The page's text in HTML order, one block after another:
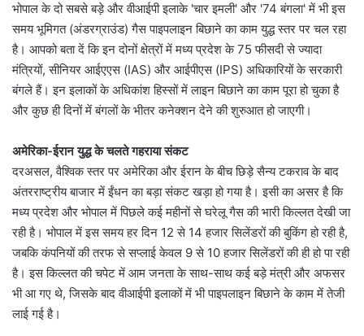
भोपाल के दो सबसे बड़े और वीआईपी इलाके 'चार इमली' और '74 बंगला' में भी इस
समय भूमिगत (अंडरग्राउंड) गैस पाइपलाइन बिछाने का काम युद्ध स्तर पर चल रहा
है। आपको बता दें कि इन दोनों क्षेत्रों में मध्य प्रदेश के 75 फीसदी से ज्यादा
मंत्रियों, सीनियर आईएएस (IAS) और आईपीएस (IPS) अधिकारियों के सरकारी
बंगले हैं। इन इलाकों के अधिकांश हिस्सों में लाइन बिछाने का काम पूरा हो चुका है
और कुछ ही दिनों में बंगलों के भीतर कनेक्शन देने की शुरुआत हो जाएगी।
अमेरिका-ईरान युद्ध के चलते गहराया संकट
दरअसल, वैश्विक स्तर पर अमेरिका और ईरान के बीच छिड़े सैन्य टकराव के बाद
अंतरराष्ट्रीय बाजार में ईंधन का बड़ा संकट खड़ा हो गया है। इसी का असर है कि
मध्य प्रदेश और भोपाल में पिछले कई महीनों से घरेलू गैस की भारी किल्लत देखी जा
रही है। भोपाल में इस समय हर दिन 12 से 14 हजार सिलेंडरों की बुकिंग हो रही है,
जबकि कंपनियों की तरफ से सप्लाई केवल 9 से 10 हजार सिलेंडरों की ही हो पा रही
है। इस किल्लत की चपेट में आम जनता के साथ-साथ कई बड़े मंत्री और अफसर
भी आ गए थे, जिसके बाद वीआईपी इलाकों में भी पाइपलाइन बिछाने के काम में तेजी
लाई गई है।